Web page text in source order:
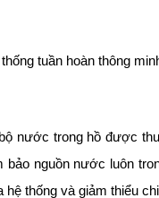
tuần hoàn thông
nước trong hồ được
nguồn nước luôn
thống và giảm thiểu